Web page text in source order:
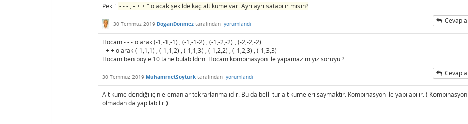
Peki " - - - , - + + " olacak şekilde kaç alt küme var. Ayrı ayrı satabilir misin?
30 Temmuz 2019 DoganDonmez tarafından yorumlandı Cevapla
Hocam - - - olarak (-1,-1,-1) , (-1,-1-2) , (-1,-2,-2) , (-2,-2,-2)
- + + olarak (-1,1,1) , (-1,1,2) , (-1,1,3) , (-1,2,2) , (-1,2,3) , (-1,3,3)
Hocam ben böyle 10 tane bulabildim. Hocam kombinasyon ile yapamaz mıyız soruyu ?
30 Temmuz 2019 MuhammetSoyturk tarafından yorumlandı Cevapla
Alt küme dendiği için elemanlar tekrarlanmalıdır. Bu da belli tür alt kümeleri saymaktır. Kombinasyon ile yapılabilir. ( Kombinasyon
olmadan da yapılabilir.)